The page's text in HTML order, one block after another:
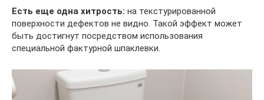
Есть еще одна хитрость: на текстурированной
поверхности дефектов не видно. Такой эффект может
быть достигнут посредством использования
специальной фактурной шпаклевки.